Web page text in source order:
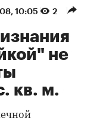
10:05 2
не
кв. м.